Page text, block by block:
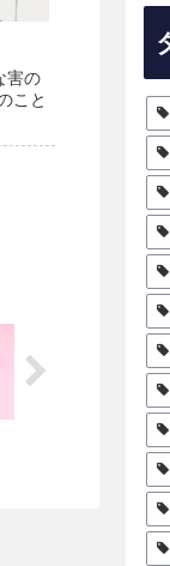
害の
こと